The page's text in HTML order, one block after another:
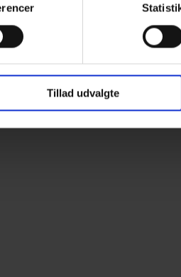
der kan være nøjagtig
og indsamle persondata om IP-
til vores samarbejdspartnere,
tilpasset indhold, foretage
mere information under
Tillad udvalgte
Populære film